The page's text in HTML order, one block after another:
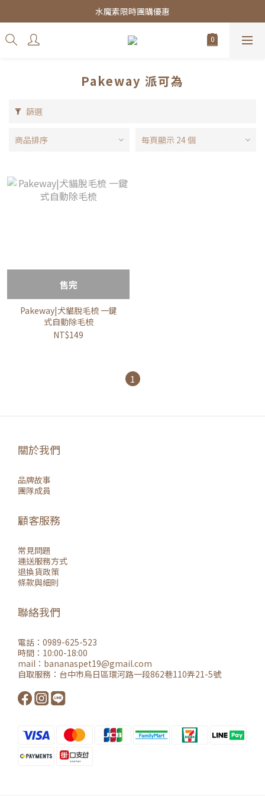
皇家飼料75折餐包$38起
水魔素限時團購優惠
皇家飼料75折餐包$38起
Pakeway 派可為
篩選
商品排序 每頁顯示 24 個
售完
Pakeway|犬貓脫毛梳 一鍵
式自動除毛梳
NT$149
1
關於我們
品牌故事
團隊成員
顧客服務
常見問題
運送服務方式
退換貨政策
條款與細則
聯絡我們
電話：0989-625-523
時間：10:00-18:00
mail： bananaspet19@gmail.com
自取服務： 台中市烏日區環河路一段862巷110弄21-5號